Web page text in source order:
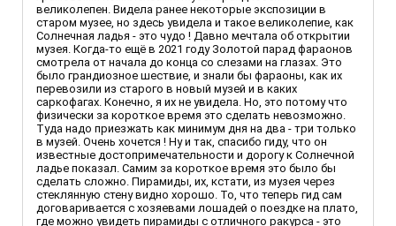
великолепен. Видела ранее некоторые экспозиции в
старом музее, но здесь увидела и такое великолепие, как
Солнечная ладья - это чудо ! Давно мечтала об открытии
музея. Когда-то ещё в 2021 году Золотой парад фараонов
смотрела от начала до конца со слезами на глазах. Это
было грандиозное шествие, и знали бы фараоны, как их
перевозили из старого в новый музей и в каких
саркофагах. Конечно, я их не увидела. Но, это потому что
физически за короткое время это сделать невозможно.
Туда надо приезжать как минимум дня на два - три только
в музей. Очень хочется ! Ну и так, спасибо гиду, что он
известные достопримечательности и дорогу к Солнечной
ладье показал. Самим за короткое время это было бы
сделать сложно. Пирамиды, их, кстати, из музея через
стеклянную стену видно хорошо. То, что теперь гид сам
договаривается с хозяевами лошадей о поездке на плато,
где можно увидеть пирамиды с отличного ракурса - это